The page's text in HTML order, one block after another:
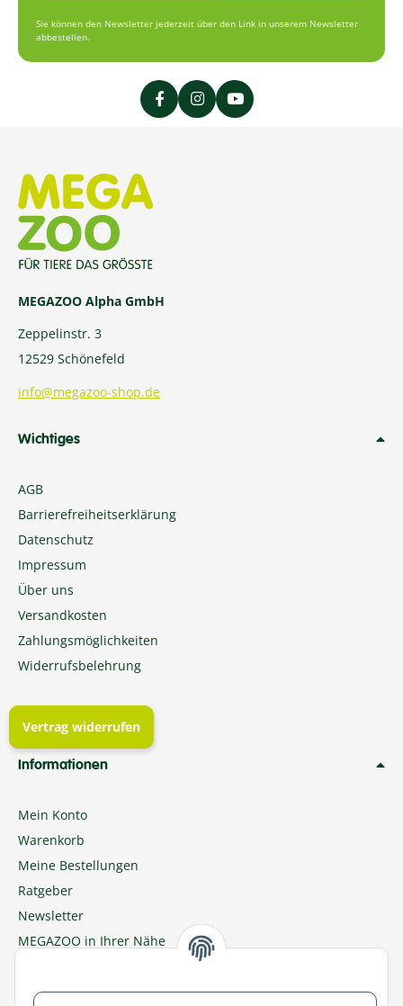
Sie können den Newsletter jederzeit über den Link in unserem Newsletter
abbestellen.
MEGAZOO Alpha GmbH
Zeppelinstr. 3
12529 Schönefeld
info@megazoo-shop.de
Wichtiges
AGB
Barrierefreiheitserklärung
Datenschutz
Impressum
Über uns
Versandkosten
Zahlungsmöglichkeiten
Widerrufsbelehrung
Vertrag widerrufen
Informationen
Mein Konto
Warenkorb
Meine Bestellungen
Ratgeber
Newsletter
MEGAZOO in Ihrer Nähe
Zu MEGAZOO-nord.de wechseln